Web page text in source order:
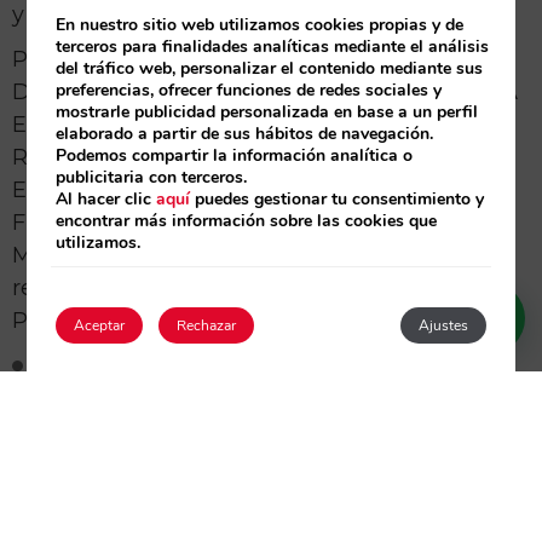
y sostenible.
PROYECTO ACOGIDO A SUBVENCIONES
DESTINADAS AL FOMENTO DE LA EFICIENCIA
ENERGÉTICA Y EL USO DE ENERGÍAS
RENOVABLES POR PARTE DE EMPRESAS EN
EL ÁMBITO DEL PROGRAMA OPERATIVO
FEDER 2014/2020 PARA LA REGIÓN DE
MURCIA. Fomento del uso de energías
renovables para las empresas, en particular
PYME.
En nuestro sitio web utilizamos cookies propias y de
terceros para finalidades analíticas mediante el análisis
del tráfico web, personalizar el contenido mediante sus
preferencias, ofrecer funciones de redes sociales y
mostrarle publicidad personalizada en base a un perfil
elaborado a partir de sus hábitos de navegación.
Podemos compartir la información analítica o
publicitaria con terceros.
Al hacer clicaquípuedes gestionar tu consentimiento y
encontrar más información sobre las cookies que
utilizamos.
Aceptar Ajustes
Rechazar